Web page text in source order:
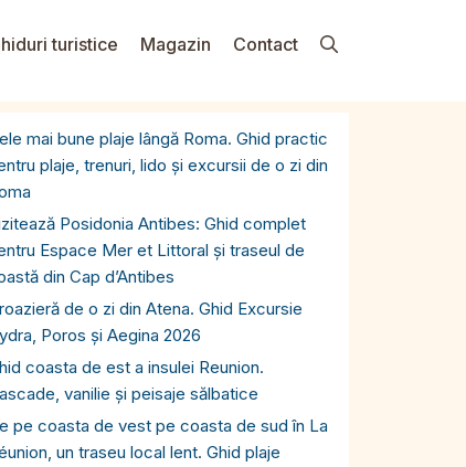
turistice Magazin Contact
mai bune plaje lângă Roma. Ghid practic
plaje, trenuri, lido și excursii de o zi din
Posidonia Antibes: Ghid complet
Espace Mer et Littoral și traseul de
din Cap d’Antibes
de o zi din Atena. Ghid Excursie
Poros și Aegina 2026
coasta de est a insulei Reunion.
vanilie și peisaje sălbatice
pe coasta de vest pe coasta de sud în La
un traseu local lent. Ghid plaje